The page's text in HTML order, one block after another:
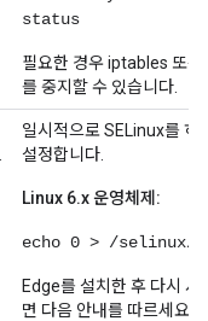
status
필요한 경우 iptables 또
를 중지할 수 있습니다.
일시적으로 SELinux를 허
설정합니다.
Linux 6.x 운영체제:
echo 0 > /selinux/
Edge를 설치한 후 다시 사
면 다음 안내를 따르세요.